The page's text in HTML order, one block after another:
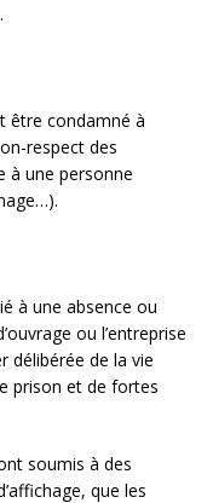
être condamné à
respect des
à une personne
à une absence ou
ou l’entreprise
délibérée de la vie
prison et de fortes
soumis à des
que les